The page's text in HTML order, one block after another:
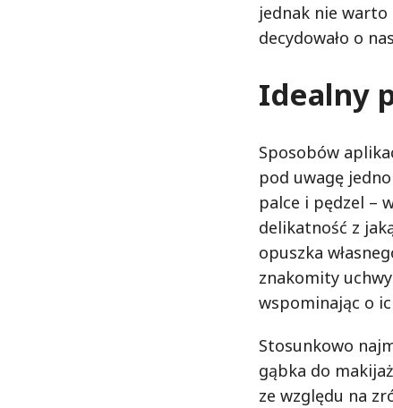
jednak nie warto
decydowało o
Idealny
Sposobów
pod uwagę
palce i pędzel –
delikatność z
opuszka
znakomity
wspominając o
Stosunkowo
gąbka do
ze względu na